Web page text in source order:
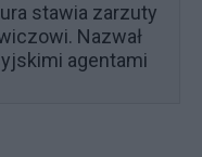
stawia zarzuty
Nazwał
agentami